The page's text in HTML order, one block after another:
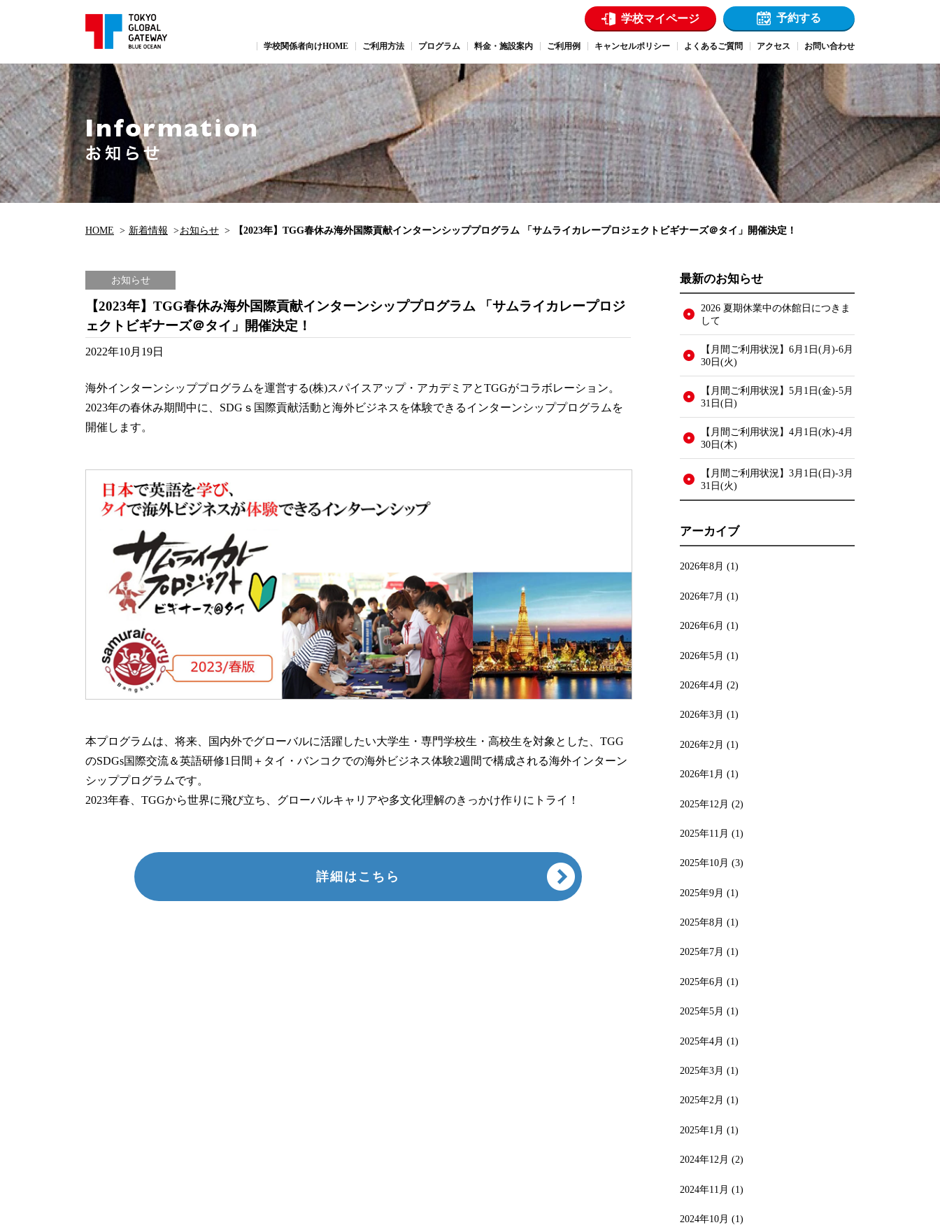
学校マイページ 予約する
学校関係者向けHOME ご利用方法 プログラム 料金・施設案内 ご利用例 キャンセルポリシー よくあるご質問 アクセス お問い合わせ
HOME 新着情報 お知らせ 【2023年】TGG春休み海外国際貢献インターンシッププログラム 「サムライカレープロジェクトビギナーズ＠タイ」開催決定！
お知らせ
【2023年】TGG春休み海外国際貢献インターンシッププログラム 「サムライカレープロジ
ェクトビギナーズ＠タイ」開催決定！
2022年10月19日
海外インターンシッププログラムを運営する(株)スパイスアップ・アカデミアとTGGがコラボレーション。
2023年の春休み期間中に、SDGｓ国際貢献活動と海外ビジネスを体験できるインターンシッププログラムを
開催します。
本プログラムは、将来、国内外でグローバルに活躍したい大学生・専門学校生・高校生を対象とした、TGG
のSDGs国際交流＆英語研修1日間＋タイ・バンコクでの海外ビジネス体験2週間で構成される海外インターン
シッププログラムです。
2023年春、TGGから世界に飛び立ち、グローバルキャリアや多文化理解のきっかけ作りにトライ！
詳細はこちら
最新のお知らせ
2026 夏期休業中の休館日につきま
して
【月間ご利用状況】6月1日(月)-6月
30日(火)
【月間ご利用状況】5月1日(金)-5月
31日(日)
【月間ご利用状況】4月1日(水)-4月
30日(木)
【月間ご利用状況】3月1日(日)-3月
31日(火)
アーカイブ
2026年8月 (1)
2026年7月 (1)
2026年6月 (1)
2026年5月 (1)
2026年4月 (2)
2026年3月 (1)
2026年2月 (1)
2026年1月 (1)
2025年12月 (2)
2025年11月 (1)
2025年10月 (3)
2025年9月 (1)
2025年8月 (1)
2025年7月 (1)
2025年6月 (1)
2025年5月 (1)
2025年4月 (1)
2025年3月 (1)
2025年2月 (1)
2025年1月 (1)
2024年12月 (2)
2024年11月 (1)
2024年10月 (1)